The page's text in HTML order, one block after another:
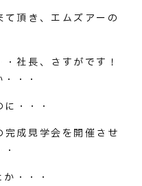
頂き、エムズアーの
社長、さすがです！
・・
・・・
完成見学会を開催させ
・・・